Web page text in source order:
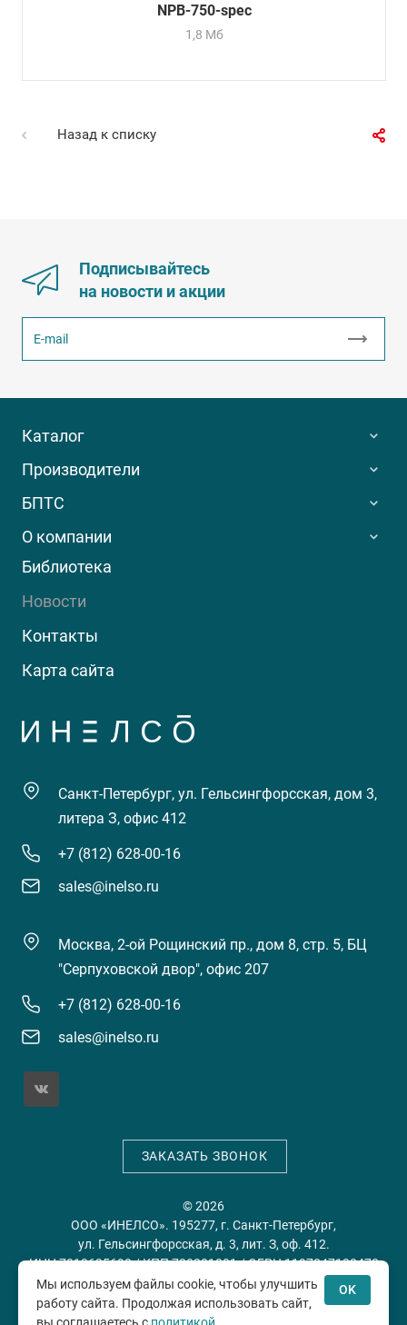
NPB-750-spec
1,8 Мб
Назад к списку
Подписывайтесь
на новости и акции
Каталог
Производители
БПТС
О компании
Библиотека
Новости
Контакты
Карта сайта
Санкт-Петербург, ул. Гельсингфорсская, дом 3,
литера З, офис 412
+7 (812) 628-00-16
sales@inelso.ru
Москва, 2-ой Рощинский пр., дом 8, стр. 5, БЦ
"Серпуховской двор", офис 207
+7 (812) 628-00-16
sales@inelso.ru
ЗАКАЗАТЬ ЗВОНОК
© 2026
ООО «ИНЕЛСО». 195277, г. Санкт-Петербург,
ул. Гельсингфорсская, д. 3, лит. З, оф. 412.
ИНН 7813635698 / КПП 780201001 / ОГРН 1197847128478
Политика конфиденциальности
Мы используем файлы cookie, чтобы улучшить
работу сайта. Продолжая использовать сайт,
OK